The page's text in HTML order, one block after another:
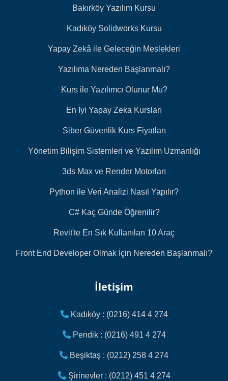
Bakırköy Yazılım Kursu
Kadıköy Solidworks Kursu
Yapay Zekâ ile Geleceğin Meslekleri
Yazılıma Nereden Başlanmalı?
Kurs ile Yazılımcı Olunur Mu?
En İyi Yapay Zeka Kursları
Siber Güvenlik Kurs Fiyatları
Yönetim Bilişim Sistemleri ve Yazılım Uzmanlığı
3ds Max ve Render Motorları
Python ile Veri Analizi Nasıl Yapılır?
C# Kaç Günde Öğrenilir?
Revit'te En Sık Kullanılan 10 Araç
Front End Developer Olmak İçin Nereden Başlanmalı?
İletişim
Kadıköy : (0216) 414 4 274
Pendik : (0216) 491 4 274
Beşiktaş : (0212) 258 4 274
Şirinevler : (0212) 451 4 274